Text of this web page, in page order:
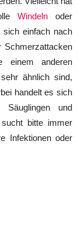
Windelnoder
sich einfach nach
Schmerzattacken
einem anderen
sehr ähnlich sind,
handelt es sich
und
bitte immer
Infektionen oder